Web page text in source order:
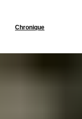
Chronique